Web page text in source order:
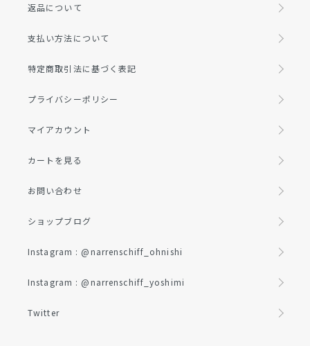
返品について
支払い方法について
特定商取引法に基づく表記
プライバシーポリシー
マイアカウント
カートを見る
お問い合わせ
ショップブログ
Instagram : @narrenschiff_ohnishi
Instagram : @narrenschiff_yoshimi
Twitter